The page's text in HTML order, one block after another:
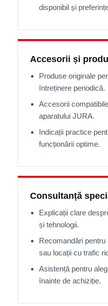
disponibil și
Accesorii și
Produse originale
întreținere periodică.
Accesorii
aparatului JURA.
Indicații practice
funcționării optime.
Consultanță
Explicații clare
și tehnologii.
Recomandări
sau locații cu trafic
Asistență pentru
înainte de achiziție.